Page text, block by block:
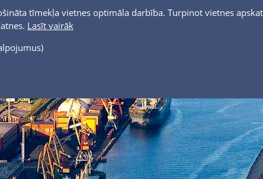
tīmekļa vietnes optimāla darbība. Turpinot vietnes
Lasīt vairāk